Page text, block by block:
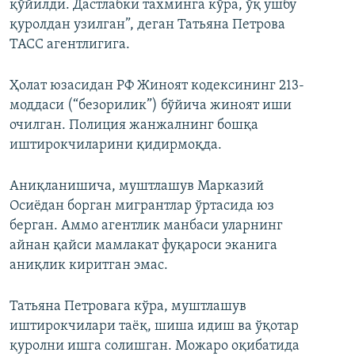
қўйилди. Дастлабки тахминга кўра, ўқ ушбу
қуролдан узилган”, деган Татьяна Петрова
ТАСС агентлигига.
Ҳолат юзасидан РФ Жиноят кодексининг 213-
моддаси (“безорилик”) бўйича жиноят иши
очилган. Полиция жанжалнинг бошқа
иштирокчиларини қидирмоқда.
Аниқланишича, муштлашув Марказий
Осиёдан борган мигрантлар ўртасида юз
берган. Аммо агентлик манбаси уларнинг
айнан қайси мамлакат фуқароси эканига
аниқлик киритган эмас.
Татьяна Петровага кўра, муштлашув
иштирокчилари таёқ, шиша идиш ва ўқотар
қуролни ишга солишган. Можаро оқибатида